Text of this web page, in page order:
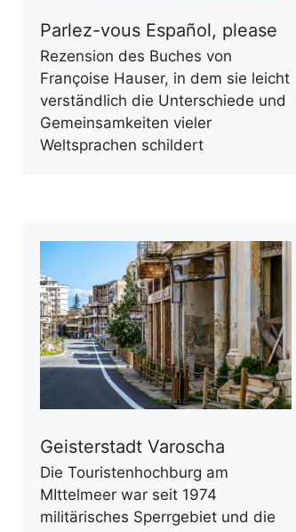
Parlez-vous Español, please
Rezension des Buches von
Françoise Hauser, in dem sie leicht
verständlich die Unterschiede und
Gemeinsamkeiten vieler
Weltsprachen schildert
Geisterstadt Varoscha
Die Touristenhochburg am
MIttelmeer war seit 1974
militärisches Sperrgebiet und die